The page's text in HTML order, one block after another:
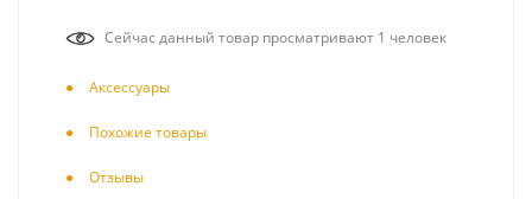
Сейчас данный товар просматривают 1 человек
Аксесcуары
Похожие товары
Отзывы